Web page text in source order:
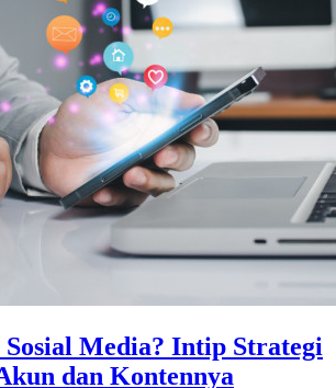
Media? Intip Strategi
dan Kontennya